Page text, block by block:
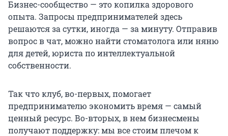
Бизнес-сообщество — это копилка здорового
опыта. Запросы предпринимателей здесь
решаются за сутки, иногда — за минуту. Отправив
вопрос в чат, можно найти стоматолога или няню
для детей, юриста по интеллектуальной
собственности.
Так что клуб, во-первых, помогает
предпринимателю экономить время — самый
ценный ресурс. Во-вторых, в нем бизнесмены
получают поддержку: мы все стоим плечом к